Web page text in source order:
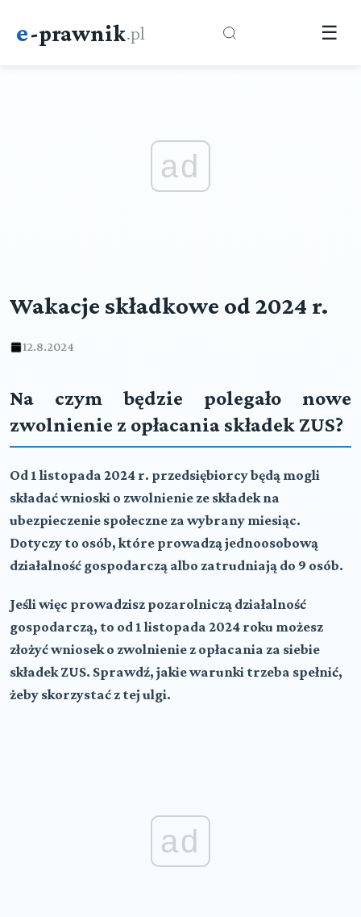
e-prawnik.pl ☰
ad
Wakacje składkowe od 2024 r.
12.8.2024
Na czym będzie polegało nowe
zwolnienie z opłacania składek ZUS?
Od 1 listopada 2024 r. przedsiębiorcy będą mogli
składać wnioski o zwolnienie ze składek na
ubezpieczenie społeczne za wybrany miesiąc.
Dotyczy to osób, które prowadzą jednoosobową
działalność gospodarczą albo zatrudniają do 9 osób.
Jeśli więc prowadzisz pozarolniczą działalność
gospodarczą, to od 1 listopada 2024 roku możesz
złożyć wniosek o zwolnienie z opłacania za siebie
składek ZUS. Sprawdź, jakie warunki trzeba spełnić,
żeby skorzystać z tej ulgi.
ad